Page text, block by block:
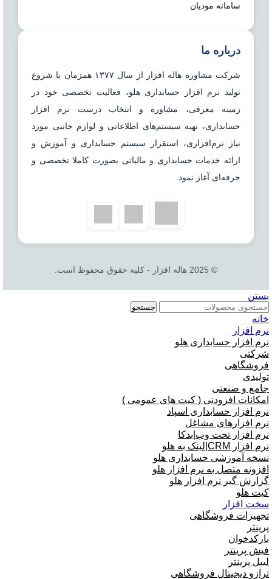
سامانه مودیان
درباره ما
شرکت مشاوره هاله افزار از سال ۱۳۷۷ همزمان با شروع
تولید نرم افزار حسابداری هلو، فعالیت تخصصی خود در
زمینه معرفی، مشاوره و انتخاب درست نرم افزار
حسابداری، تهیه سیستم‌های اطلاعاتی و لوازم جانبی مورد
نیاز نرم‌افزاری، استقرار سیستم حسابداری و آموزش و
ارائه خدمات حسابداری و مالیاتی بصورت کاملا تخصصی و
حرفه‌ای آغاز نمود.
© 2025 هاله افزار - کلیه حقوق محفوظ است.
بستن
جستجو
خانه
نرم افزار
نرم افزار حسابداری هلو
شرکتی
فروشگاهی
تولیدی
جامع و صنعتی
امکانات افزودنی ( کیت های عمومی )
نرم افزار حسابداری اسپاد
نرم افزارهای مشاغل
نرم افزار تحت وب|بدکا
نرم افزار CRM|لینک به هلو
نسخه آموزشی حسابداری هلو
افزونه متصل به نرم افزار هلو
گزارش گیر نرم افزار هلو
کیت هلو
سخت افزار
تجهیزات فروشگاهی
پرینتر
بارکدخوان
فیش پرینتر
لیبل پرینتر
ترازو دیجیتال فروشگاهی